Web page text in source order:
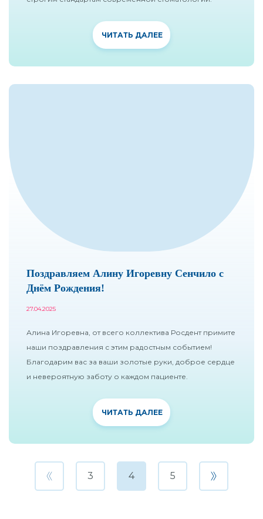
ЧИТАТЬ ДАЛЕЕ
Поздравляем Алину Игоревну Сенчило с
Днём Рождения!
27.04.2025
Алина Игоревна, от всего коллектива Росдент примите
наши поздравления с этим радостным событием!
Благодарим вас за ваши золотые руки, доброе сердце
и невероятную заботу о каждом пациенте.
ЧИТАТЬ ДАЛЕЕ
3 4 5